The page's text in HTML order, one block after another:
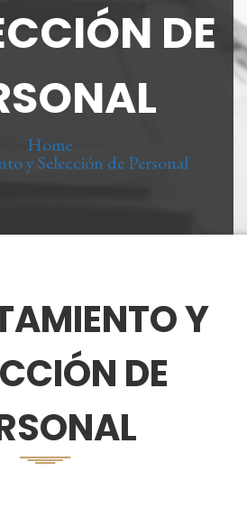
DE
Home
y Selección de Personal
Y
DE